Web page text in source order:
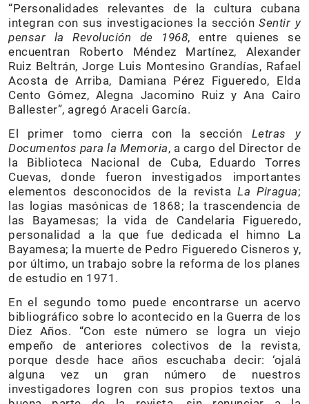
“Personalidades relevantes de la cultura cubana
integran con sus investigaciones la secciónSentir y
pensar la Revolución de 1968, entre quienes se
encuentran Roberto Méndez Martínez, Alexander
Ruiz Beltrán, Jorge Luis Montesino Grandías, Rafael
Acosta de Arriba, Damiana Pérez Figueredo, Elda
Cento Gómez, Alegna Jacomino Ruiz y Ana Cairo
Ballester”, agregó Araceli García.
El primer tomo cierra con la sección Letras y
Documentos para la Memoria, a cargo del Director de
la Biblioteca Nacional de Cuba, Eduardo Torres
Cuevas, donde fueron investigados importantes
elementos desconocidos de la revista La Piragua;
las logias masónicas de 1868; la trascendencia de
las Bayamesas; la vida de Candelaria Figueredo,
personalidad a la que fue dedicada el himno La
Bayamesa; la muerte de Pedro Figueredo Cisneros y,
por último, un trabajo sobre la reforma de los planes
de estudio en 1971.
En el segundo tomo puede encontrarse un acervo
bibliográfico sobre lo acontecido en la Guerra de los
Diez Años. “Con este número se logra un viejo
empeño de anteriores colectivos de la revista,
porque desde hace años escuchaba decir: ‘ojalá
alguna vez un gran número de nuestros
investigadores logren con sus propios textos una